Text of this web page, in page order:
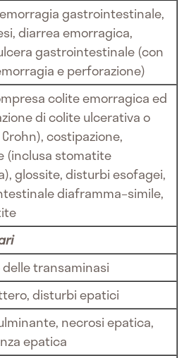
gastrointestinale,
diarrea emorragica,
gastrointestinale (con
e perforazione)
colite emorragica ed
di colite ulcerativa o
costipazione,
(inclusa stomatite
glossite, disturbi esofagei,
diaframma–simile,
transaminasi
disturbi epatici
necrosi epatica,
epatica